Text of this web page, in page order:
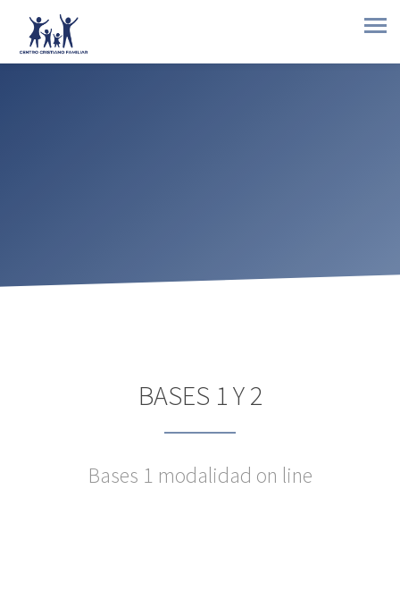
BASES 1 Y 2
Bases 1 modalidad on line